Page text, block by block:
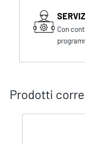
Con
Prodotti